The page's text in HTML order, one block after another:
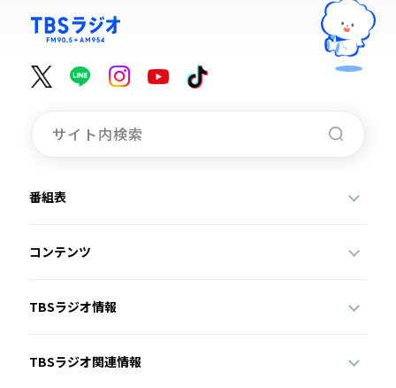
番組表
コンテンツ
TBSラジオ情報
TBSラジオ関連情報